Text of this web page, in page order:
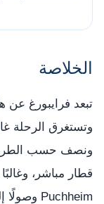
الخلاصة
ونصف حسب الطريق